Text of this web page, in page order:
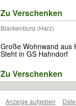
Zu Verschenken
Blankenburg (Harz)
Große Wohnwand aus
Steht in GS Hahndorf
Zu Verschenken
Anzeige aufgeben